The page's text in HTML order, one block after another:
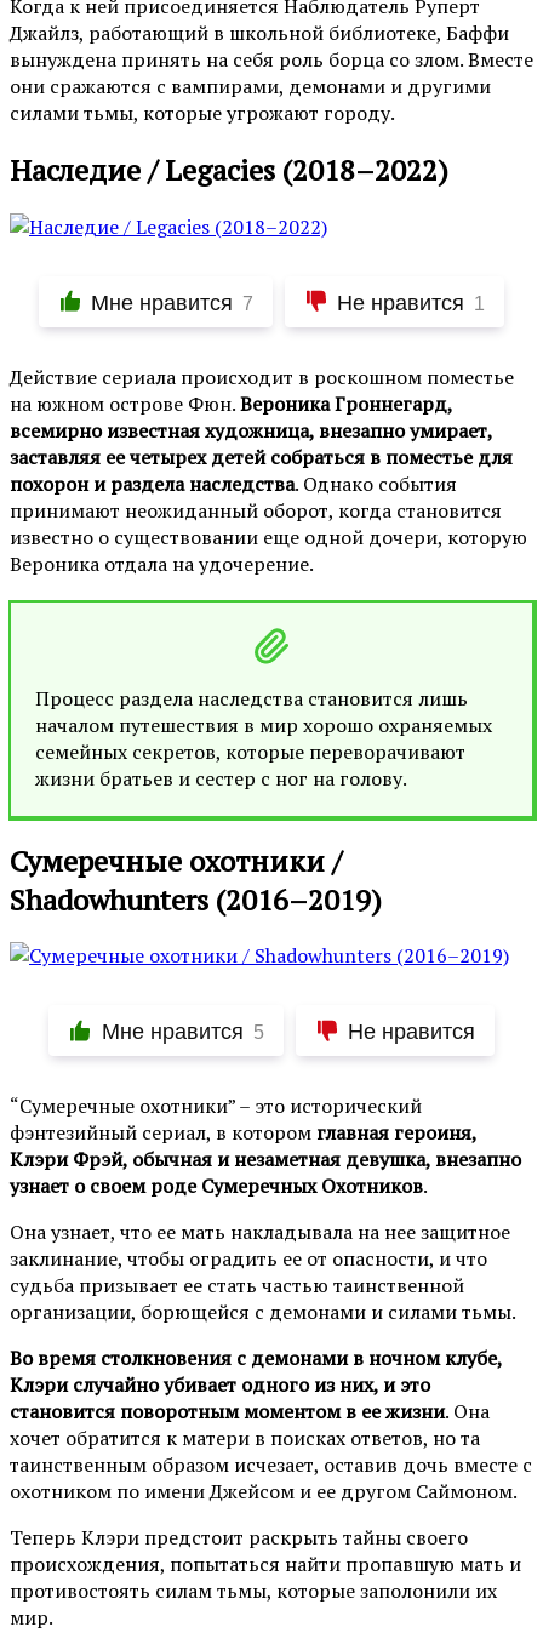
Когда к ней присоединяется Наблюдатель Руперт
Джайлз, работающий в школьной библиотеке, Баффи
вынуждена принять на себя роль борца со злом. Вместе
они сражаются с вампирами, демонами и другими
силами тьмы, которые угрожают городу.
Наследие / Legacies (2018–2022)
Мне нравится 7 Не нравится 1
Действие сериала происходит в роскошном поместье
на южном острове Фюн.Вероника Гроннегард,
всемирно известная художница, внезапно умирает,
заставляя ее четырех детей собраться в поместье для
похорон и раздела наследства. Однако события
принимают неожиданный оборот, когда становится
известно о существовании еще одной дочери, которую
Вероника отдала на удочерение.
Процесс раздела наследства становится лишь
началом путешествия в мир хорошо охраняемых
семейных секретов, которые переворачивают
жизни братьев и сестер с ног на голову.
Сумеречные охотники /
Shadowhunters (2016–2019)
Мне нравится 5 Не нравится
“Сумеречные охотники” – это исторический
фэнтезийный сериал, в котором главная героиня,
Клэри Фрэй, обычная и незаметная девушка, внезапно
узнает о своем роде Сумеречных Охотников.
Она узнает, что ее мать накладывала на нее защитное
заклинание, чтобы оградить ее от опасности, и что
судьба призывает ее стать частью таинственной
организации, борющейся с демонами и силами тьмы.
Во время столкновения с демонами в ночном клубе,
Клэри случайно убивает одного из них, и это
становится поворотным моментом в ее жизни. Она
хочет обратится к матери в поисках ответов, но та
таинственным образом исчезает, оставив дочь вместе с
охотником по имени Джейсом и ее другом Саймоном.
Теперь Клэри предстоит раскрыть тайны своего
происхождения, попытаться найти пропавшую мать и
противостоять силам тьмы, которые заполонили их
мир.